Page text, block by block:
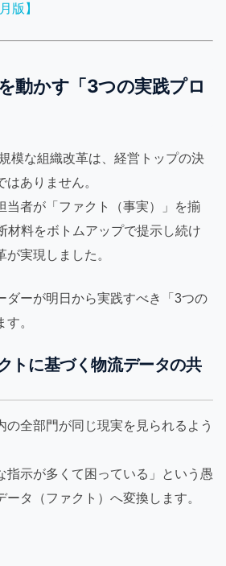
版】
動かす「3つの実践プロ
模な組織改革は、経営トップの決
ありません。
当者が「ファクト（事実）」を揃
材料をボトムアップで提示し続け
実現しました。
ダーが明日から実践すべき「3つの
。
トに基づく物流データの共
の全部門が同じ現実を見られるよう
指示が多くて困っている」という愚
タ（ファクト）へ変換します。